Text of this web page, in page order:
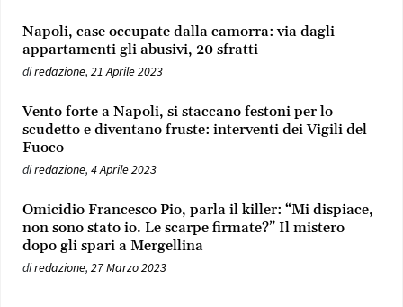
Napoli, case occupate dalla camorra: via dagli
appartamenti gli abusivi, 20 sfratti
diredazione, 21 Aprile 2023
Vento forte a Napoli, si staccano festoni per lo
scudetto e diventano fruste: interventi dei Vigili del
Fuoco
diredazione, 4 Aprile 2023
Omicidio Francesco Pio, parla il killer: “Mi dispiace,
non sono stato io. Le scarpe firmate?” Il mistero
dopo gli spari a Mergellina
diredazione, 27 Marzo 2023